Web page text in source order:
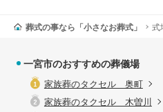
葬式の事なら「小さなお葬式」 式
一宮市のおすすめの葬儀場
家族葬のタクセル 奥町
家族葬のタクセル 木曽川